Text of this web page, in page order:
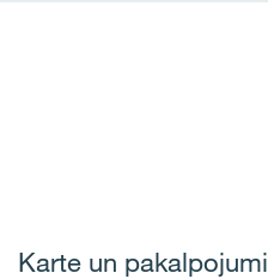
Karte un pakalpojumi